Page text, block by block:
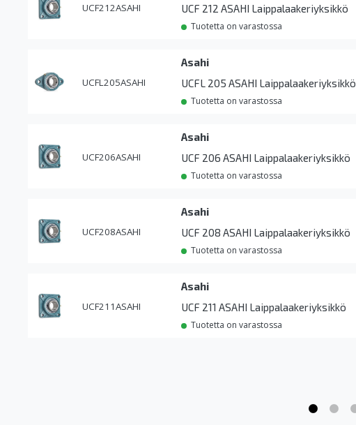
UCF212ASAHI
UCF 212 ASAHI Laippalaakeriyksikkö
Tuotetta on varastossa
UCFL205ASAHI
Asahi
UCFL 205 ASAHI Laippalaakeriyksikkö
Tuotetta on varastossa
UCF206ASAHI
Asahi
UCF 206 ASAHI Laippalaakeriyksikkö
Tuotetta on varastossa
UCF208ASAHI
Asahi
UCF 208 ASAHI Laippalaakeriyksikkö
Tuotetta on varastossa
UCF211ASAHI
Asahi
UCF 211 ASAHI Laippalaakeriyksikkö
Tuotetta on varastossa